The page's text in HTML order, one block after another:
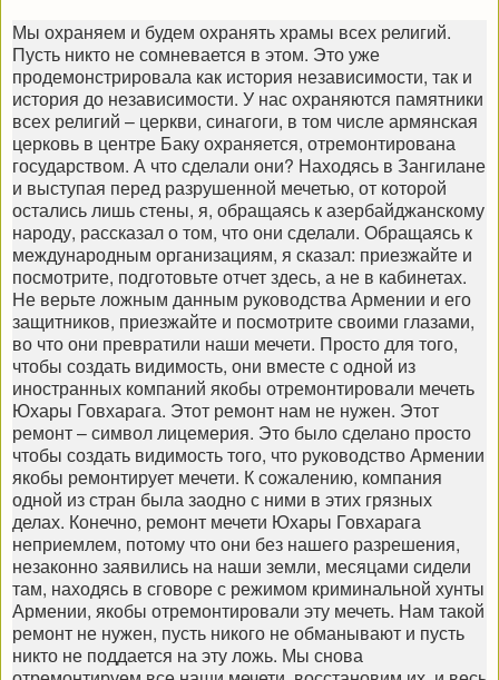
Мы охраняем и будем охранять храмы всех религий.
Пусть никто не сомневается в этом. Это уже
продемонстрировала как история независимости, так и
история до независимости. У нас охраняются памятники
всех религий – церкви, синагоги, в том числе армянская
церковь в центре Баку охраняется, отремонтирована
государством. А что сделали они? Находясь в Зангилане
и выступая перед разрушенной мечетью, от которой
остались лишь стены, я, обращаясь к азербайджанскому
народу, рассказал о том, что они сделали. Обращаясь к
международным организациям, я сказал: приезжайте и
посмотрите, подготовьте отчет здесь, а не в кабинетах.
Не верьте ложным данным руководства Армении и его
защитников, приезжайте и посмотрите своими глазами,
во что они превратили наши мечети. Просто для того,
чтобы создать видимость, они вместе с одной из
иностранных компаний якобы отремонтировали мечеть
Юхары Говхарага. Этот ремонт нам не нужен. Этот
ремонт – символ лицемерия. Это было сделано просто
чтобы создать видимость того, что руководство Армении
якобы ремонтирует мечети. К сожалению, компания
одной из стран была заодно с ними в этих грязных
делах. Конечно, ремонт мечети Юхары Говхарага
неприемлем, потому что они без нашего разрешения,
незаконно заявились на наши земли, месяцами сидели
там, находясь в сговоре с режимом криминальной хунты
Армении, якобы отремонтировали эту мечеть. Нам такой
ремонт не нужен, пусть никого не обманывают и пусть
никто не поддается на эту ложь. Мы снова